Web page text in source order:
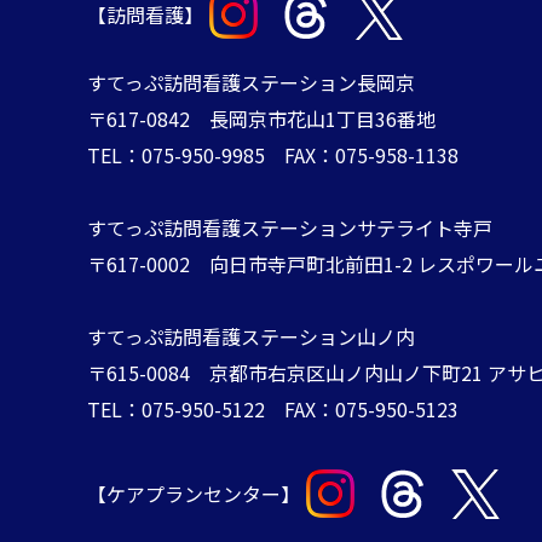
【訪問看護】
すてっぷ訪問看護ステーション長岡京
〒617-0842 長岡京市花山1丁目36番地
TEL：075-950-9985 FAX：075-958-1138
すてっぷ訪問看護ステーションサテライト寺戸
〒617-0002 向日市寺戸町北前田1-2 レスポワール
すてっぷ訪問看護ステーション山ノ内
〒615-0084 ​​​​​​​京都市右京区山ノ内山ノ下町21 アサ
TEL：075-950-5122 FAX：075-950-5123​​​​​​
【ケアプランセンター】